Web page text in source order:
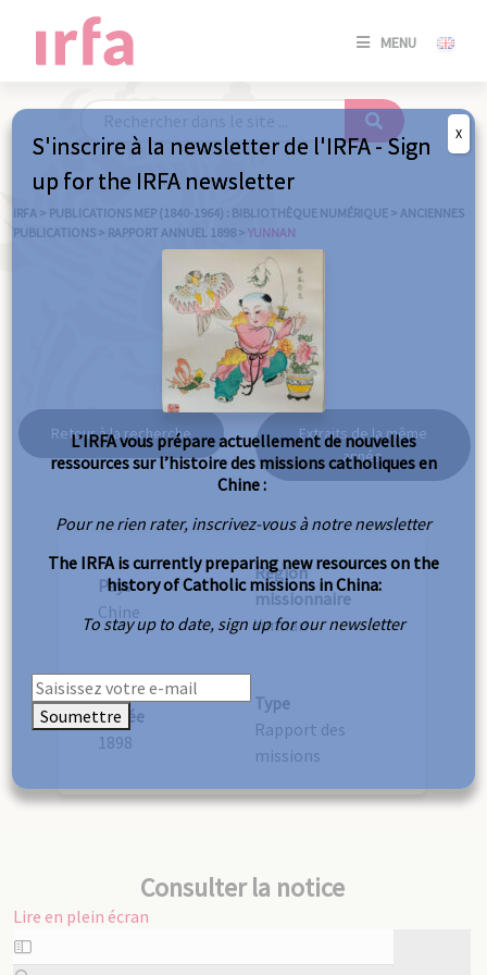
MENU
SE
/
IRFA > PUBLICATIONS MEP (1840-1964) : BIBLIOTHÈQUE NUMÉRIQUE > ANCIENNES
PUBLICATIONS > RAPPORT ANNUEL 1898 > YUNNAN
Yunnan
Retour à la recherche
Extraits de la même
année
Pays
Chine
Région
missionnaire
Yunnan
Année
1898
Type
Rapport des
missions
Consulter la notice
Lire en plein écran
Aller
au
S'inscrire à la newsletter de l'IRFA - Sign
up for the IRFA newsletter
L’IRFA vous prépare actuellement de nouvelles
ressources sur l’histoire des missions catholiques en
Chine :
Pour ne rien rater, inscrivez-vous à notre newsletter
The IRFA is currently preparing new resources on the
history of Catholic missions in China:
To stay up to date, sign up for our newsletter
Soumettre
X